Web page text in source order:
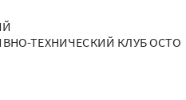
ТЕХНИЧЕСКИЙ КЛУБ ОСТО